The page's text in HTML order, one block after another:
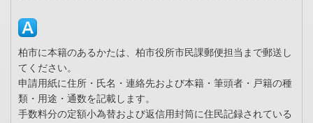
柏市に本籍のあるかたは、柏市役所市民課郵便担当まで郵送し
てください。
申請用紙に住所・氏名・連絡先および本籍・筆頭者・戸籍の種
類・用途・通数を記載します。
手数料分の定額小為替および返信用封筒に住民記録されている